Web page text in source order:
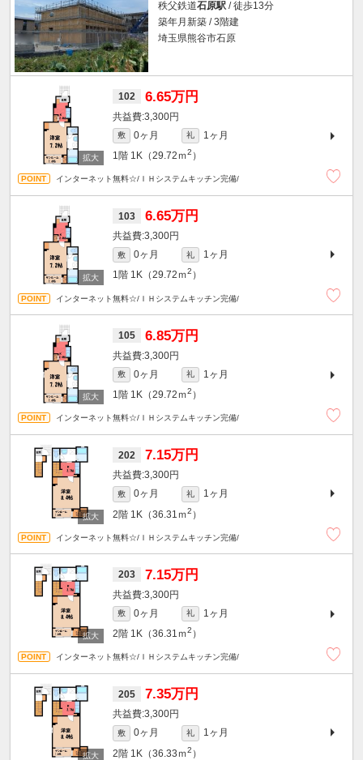
秩父鉄道石原駅 / 徒歩13分
築年月新築 / 3階建
埼玉県熊谷市石原
102 6.65万円
3,300円
敷 0ヶ月 礼
1ヶ月
1階 1K（29.72ｍ2 ）
インターネット無料☆/ＩＨシステムキッチン完備/
103 6.65万円
3,300円
敷 0ヶ月 礼
1ヶ月
1階 1K（29.72ｍ2 ）
インターネット無料☆/ＩＨシステムキッチン完備/
105 6.85万円
3,300円
敷 0ヶ月 礼
1ヶ月
1階 1K（29.72ｍ2 ）
インターネット無料☆/ＩＨシステムキッチン完備/
202 7.15万円
3,300円
敷 0ヶ月 礼
1ヶ月
2階 1K（36.31ｍ2 ）
インターネット無料☆/ＩＨシステムキッチン完備/
203 7.15万円
3,300円
敷 0ヶ月 礼
1ヶ月
2階 1K（36.31ｍ2 ）
インターネット無料☆/ＩＨシステムキッチン完備/
205 7.35万円
3,300円
敷 0ヶ月 礼
1ヶ月
2階 1K（36.33ｍ2 ）